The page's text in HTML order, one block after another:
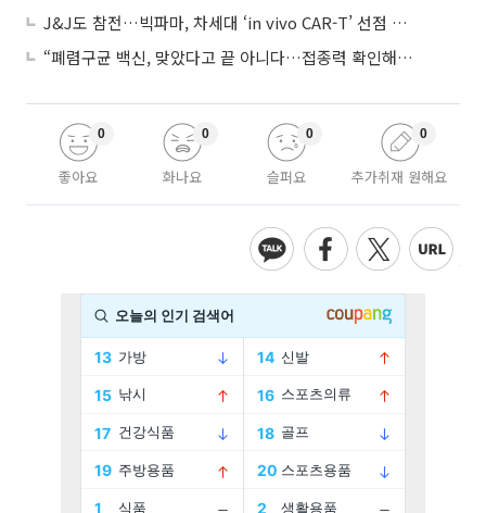
J&J도 참전…빅파마, 차세대 ‘in vivo CAR-T’ 선점 경쟁 본격화
“폐렴구균 백신, 맞았다고 끝 아니다…접종력 확인해야”
좋아요
0
화나요
0
슬퍼요
0
추가취재 원해요
0